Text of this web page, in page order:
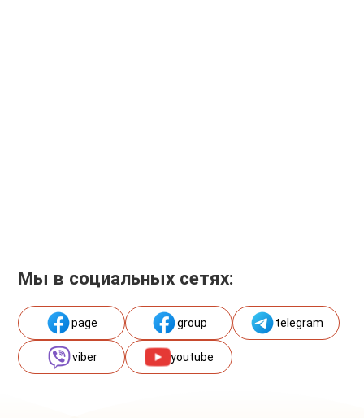
Мы в социальных сетях:
page group telegram
viber youtube